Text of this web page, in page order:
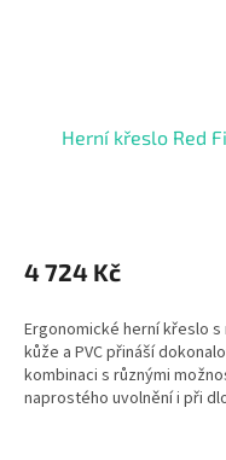
Herní křeslo Red
produktu
je
z
5
hvězdiček.
4 724 Kč
Ergonomické herní křeslo
kůže a PVC přináší
kombinaci s různými
naprostého uvolnění i při